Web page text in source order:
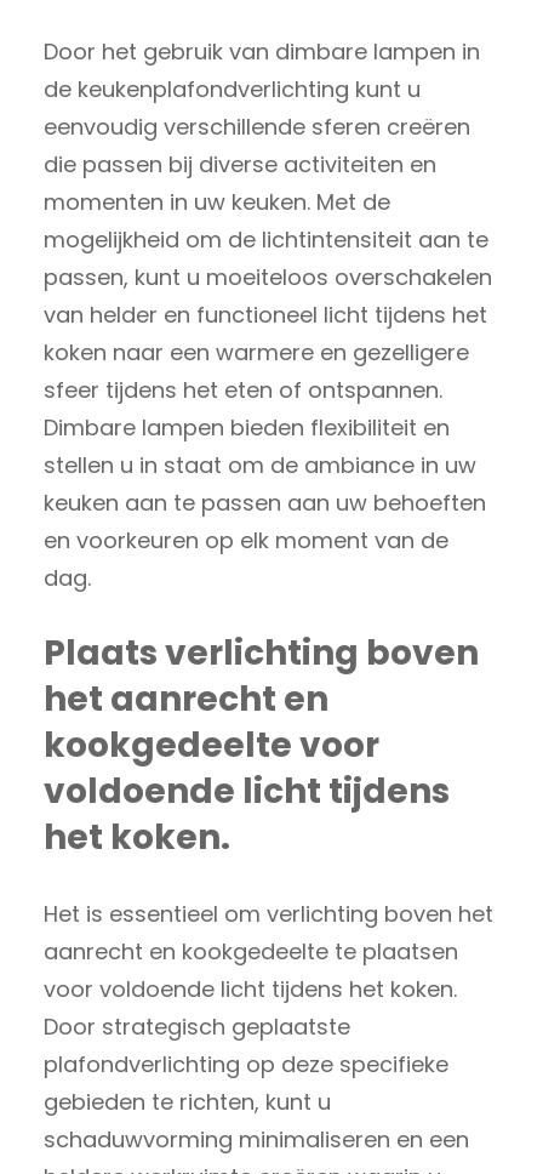
Door het gebruik van dimbare lampen in
de keukenplafondverlichting kunt u
eenvoudig verschillende sferen creëren
die passen bij diverse activiteiten en
momenten in uw keuken. Met de
mogelijkheid om de lichtintensiteit aan te
passen, kunt u moeiteloos overschakelen
van helder en functioneel licht tijdens het
koken naar een warmere en gezelligere
sfeer tijdens het eten of ontspannen.
Dimbare lampen bieden flexibiliteit en
stellen u in staat om de ambiance in uw
keuken aan te passen aan uw behoeften
en voorkeuren op elk moment van de
dag.
Plaats verlichting boven
het aanrecht en
kookgedeelte voor
voldoende licht tijdens
het koken.
Het is essentieel om verlichting boven het
aanrecht en kookgedeelte te plaatsen
voor voldoende licht tijdens het koken.
Door strategisch geplaatste
plafondverlichting op deze specifieke
gebieden te richten, kunt u
schaduwvorming minimaliseren en een